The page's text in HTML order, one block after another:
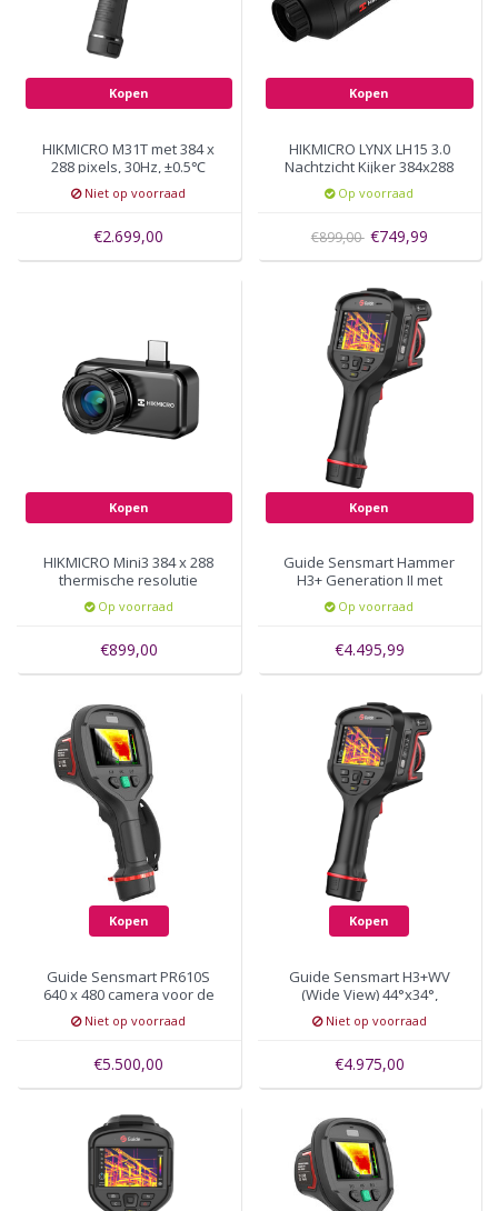
Kopen
HIKMICRO M31T met 384 x
288 pixels, 30Hz, ±0.5℃
nauwkeurig, ideaal voor
gebruik bij Dierenartsen
Niet op voorraad
€2.699,00
Kopen
HIKMICRO LYNX LH15 3.0
Nachtzicht Kijker 384x288
pixels 750 meter bereik
Op voorraad
€899,00 €749,99
Kopen
HIKMICRO Mini3 384 x 288
thermische resolutie
Op voorraad
€899,00
Kopen
Guide Sensmart Hammer
H3+ Generation II met
384x288 pixels, autofocus
Op voorraad
€4.495,99
Kopen
Guide Sensmart PR610S
640 x 480 camera voor de
Niet op voorraad
€5.500,00
Kopen
Guide Sensmart H3+WV
(Wide View) 44°x34°,
384x288 pixels, autofocus
Niet op voorraad
€4.975,00